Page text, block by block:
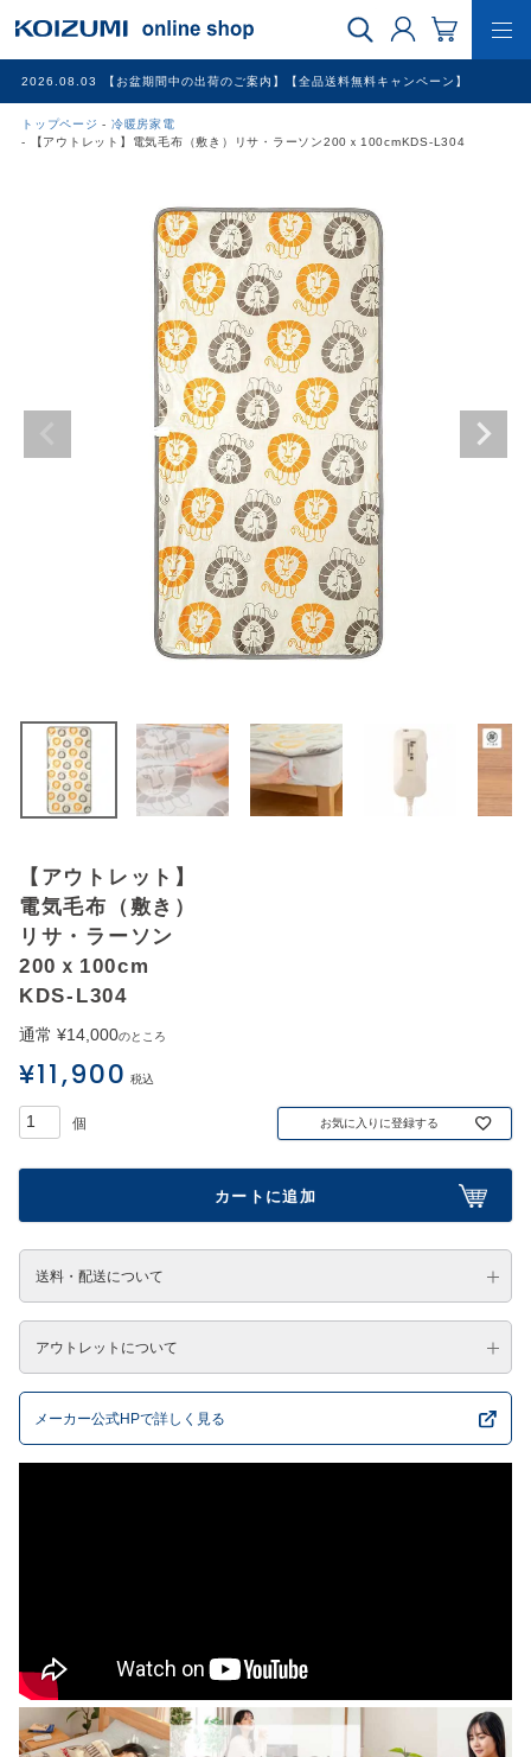
2026.08.03 【お盆期間中の出荷のご案内】【全品送料無料キャンペーン】
トップページ
冷暖房家電
【アウトレット】電気毛布（敷き）リサ・ラーソン200ｘ100cmKDS-L304
WEB限定品
理美容家電
調理家電
冷暖房家電
アウトレットSALE
ログイン
【アウトレット】
電気毛布（敷き）
リサ・ラーソン
200ｘ100cm
KDS-L304
通常 ¥14,000のところ
¥11,900 税込
お気に入りに登録する
カートに追加
送料・配送について
アウトレットについて
メーカー公式HPで詳しく見る